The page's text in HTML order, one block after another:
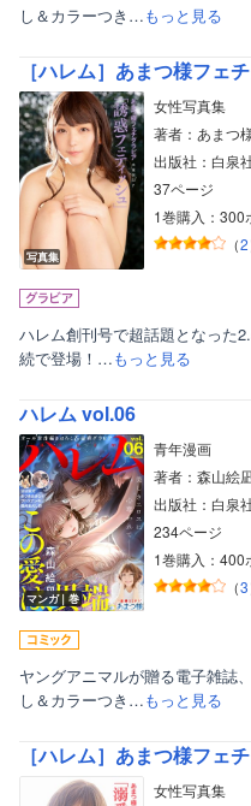
し＆カラーつき…もっと見る
写真集
女性写真集
著者：あまつ
出版社：白泉
37ページ
1巻購入：300
（2
ハレム創刊号で超話題となった
続で登場！…もっと見る
ハレム vol.06
マンガ｜巻
青年漫画
著者：森山絵
出版社：白泉
234ページ
1巻購入：400
（3
ヤングアニマルが贈る電子雑誌
し＆カラーつき…もっと見る
女性写真集